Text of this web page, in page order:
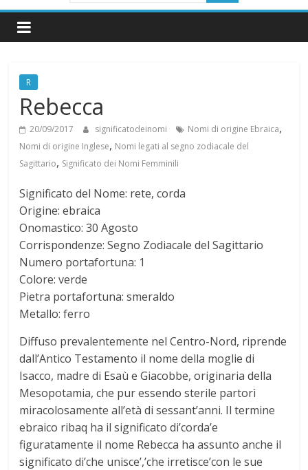
i
g
n
c
a
t
o
d
e
R
Rebecca
20/09/2017 significatodeinomi Nomi di origine Ebraica,
Nomi di origine Inglese, Nomi legati al segno zodiacale del
Sagittario, Significato dei Nomi Femminili
Significato del Nome: rete, corda
Origine: ebraica
Onomastico: 30 Agosto
Corrispondenze: Segno Zodiacale del Sagittario
Numero portafortuna: 1
Colore: verde
Pietra portafortuna: smeraldo
Metallo: ferro
Diffuso prevalentemente nel Centro-Nord, riprende
dall’Antico Testamento il nome della moglie di
Isacco, madre di Esaù e Giacobbe, originaria della
Mesopotamia, che pur essendo sterile partorì
miracolosamente all’età di sessant’anni. Il termine
ebraico ribaq ha il significato di’corda’e
figuratamente il nome Rebecca ha assunto anche il
significato di’che unisce’,’che irretisce’con le sue